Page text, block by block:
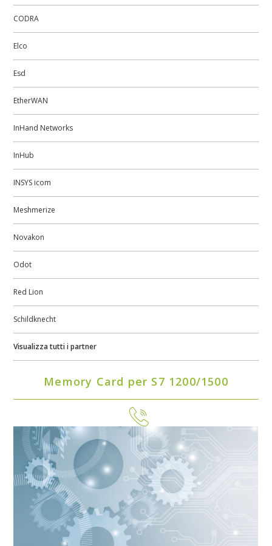
CODRA
Elco
Esd
EtherWAN
InHand Networks
InHub
INSYS icom
Meshmerize
Novakon
Odot
Red Lion
Schildknecht
Visualizza tutti i partner
Memory Card per S7 1200/1500